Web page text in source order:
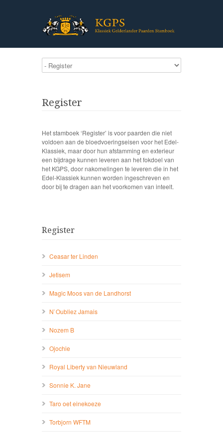
Register
Het stamboek ‘Register’ is voor paarden die niet
voldoen aan de bloedvoeringseisen voor het Edel-
Klassiek, maar door hun afstamming en exterieur
een bijdrage kunnen leveren aan het fokdoel van
het KGPS, door nakomelingen te leveren die in het
Edel-Klassiek kunnen worden ingeschreven en
door bij te dragen aan het voorkomen van inteelt.
Register
Ceasar ter Linden
Jetisem
Magic Moos van de Landhorst
N`Oubliez Jamais
Nozem B
Ojochie
Royal Liberty van Nieuwland
Sonnie K. Jane
Taro oet einekoeze
Torbjorn WFTM